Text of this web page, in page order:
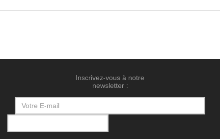
Inscrivez-vous à notre
newsletter :